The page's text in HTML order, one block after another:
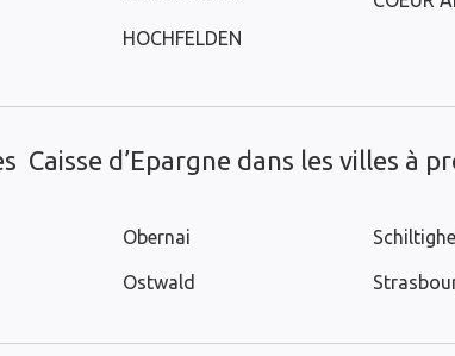
HOCHFELDEN
Caisse d’Epargne dans les villes à
Obernai
Ostwald